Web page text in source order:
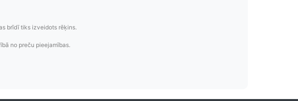
bez lietotāja konta izveides.
brīdī tiks izveidots rēķins.
no preču pieejamības.